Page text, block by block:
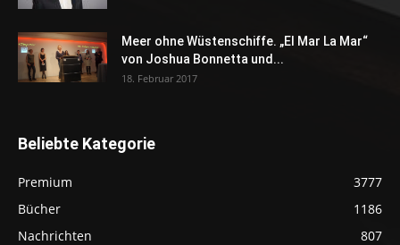
Meer ohne Wüstenschiffe. „El Mar La Mar“
von Joshua Bonnetta und...
18. Februar 2017
Beliebte Kategorie
Premium
3777
Bücher
1186
Nachrichten
807